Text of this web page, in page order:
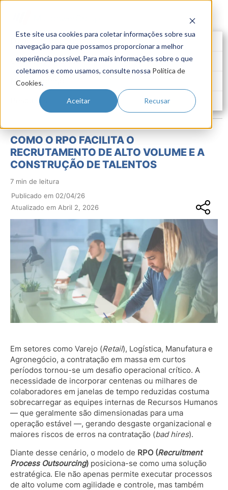
Este site usa cookies para coletar informações sobre sua
navegação para que possamos proporcionar a melhor
experiência possível. Para mais informações sobre o que
coletamos e como usamos, consulte nossa Política de
Cookies.
Aceitar Recusar
Gestão de Talentos
Novo Emprego
Pesquisas
COMO O RPO FACILITA O
RECRUTAMENTO DE ALTO VOLUME E A
CONSTRUÇÃO DE TALENTOS
7 min de leitura
Publicado em 02/04/26
Atualizado em Abril 2, 2026
Em setores como Varejo (Retail), Logística, Manufatura e
Agronegócio, a contratação em massa em curtos
períodos tornou-se um desafio operacional crítico. A
necessidade de incorporar centenas ou milhares de
colaboradores em janelas de tempo reduzidas costuma
sobrecarregar as equipes internas de Recursos Humanos
— que geralmente são dimensionadas para uma
operação estável —, gerando desgaste organizacional e
maiores riscos de erros na contratação (bad hires).
Diante desse cenário, o modelo de RPO (Recruitment
Process Outsourcing) posiciona-se como uma solução
estratégica. Ele não apenas permite executar processos
de alto volume com agilidade e controle, mas também